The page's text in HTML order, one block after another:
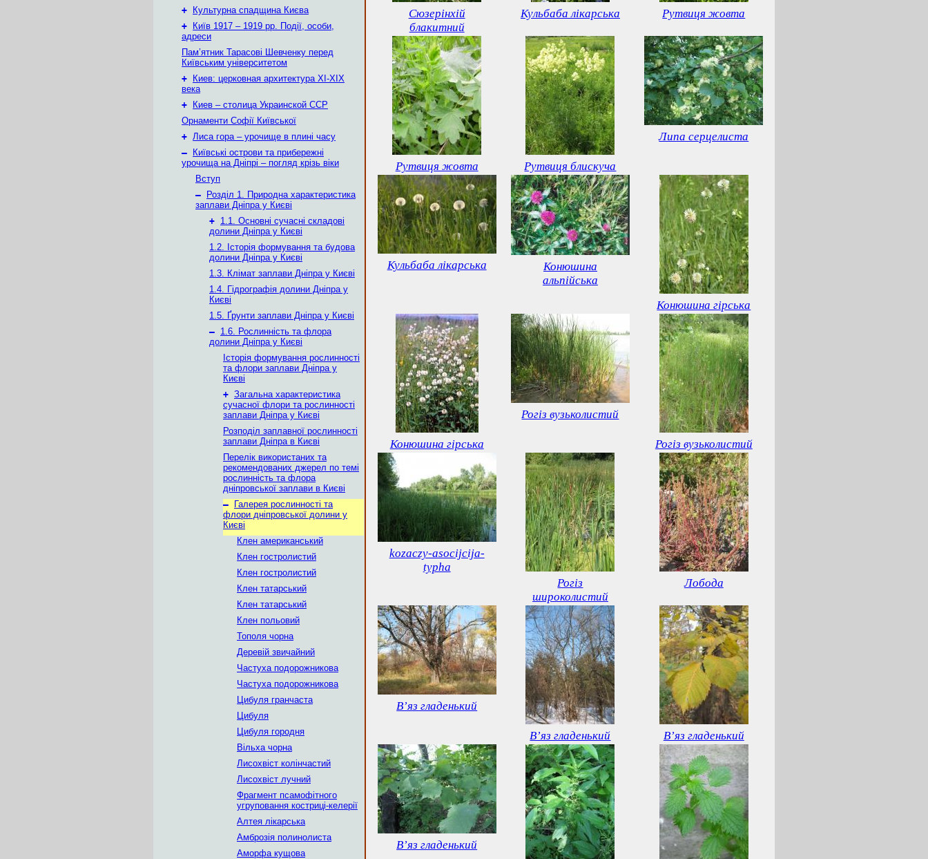
+
Культурна спадщина Києва
+
Київ 1917 – 1919 рр. Події, особи,
адреси
Пам’ятник Тарасові Шевченку перед
Київським університетом
+
Киев: церковная архитектура XI-XIX
века
+
Киев – столица Украинской ССР
Орнаменти Софії Київської
+ Лиса гора – урочище в плині часу
–
Київські острови та прибережні
урочища на Дніпрі – погляд крізь віки
Вступ
–
Розділ 1. Природна характеристика
заплави Дніпра у Києві
+ 1.1. Основні сучасні складові
долини Дніпра у Києві
1.2. Історія формування та будова
долини Дніпра у Києві
1.3. Клімат заплави Дніпра у Києві
1.4. Гідрографія долини Дніпра у
Києві
1.5. Ґрунти заплави Дніпра у Києві
– 1.6. Рослинність та флора
долини Дніпра у Києві
Історія формування рослинності
та флори заплави Дніпра у
Києві
+ Загальна характеристика
сучасної флори та рослинності
заплави Дніпра у Києві
Розподіл заплавної рослинності
заплави Дніпра в Києві
Перелік використаних та
рекомендованих джерел по темі
рослинність та флора
дніпровської заплави в Києві
–
Галерея рослинності та
флори дніпровської долини у
Києві
Клен американський
Клен гостролистий
Клен гостролистий
Клен татарський
Клен татарський
Клен польовий
Тополя чорна
Деревій звичайний
Частуха подорожникова
Частуха подорожникова
Цибуля гранчаста
Цибуля
Цибуля городня
Вільха чорна
Лисохвіст колінчастий
Лисохвіст лучний
Фрагмент псамофітного
угруповання костриці-келерії
Алтея лікарська
Амброзія полинолиста
Аморфа кущова
Сюзерінхій
блакитний
Кульбаба лікарська Рутвиця жовта
Рутвиця жовта Рутвиця блискуча
Липа серцелиста
Кульбаба лікарська
Конюшина
альпійська
Конюшина гірська
Конюшина гірська
Рогіз вузьколистий
Рогіз вузьколистий
kozaczy-asocijcija-
typha
Рогіз
широколистий
Лобода
В’яз гладенький
В’яз гладенький В’яз гладенький
В’яз гладенький